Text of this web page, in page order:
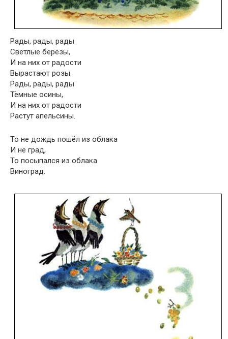
Рады, рады, рады
Светлые берёзы,
И на них от радости
Вырастают розы.
Рады, рады, рады
Тёмные осины,
И на них от радости
Растут апельсины.
То не дождь пошёл из облака
И не град,
То посыпался из облака
Виноград.